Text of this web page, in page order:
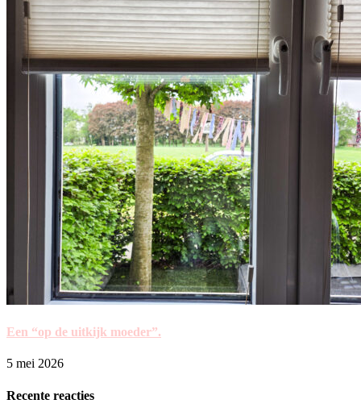
Een “op de uitkijk moeder”.
5 mei 2026
Recente reacties